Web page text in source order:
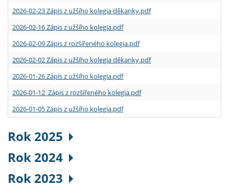
2026-02-23 Zápis z užšího kolegia děkanky.pdf
2026-02-16 Zápis z užšího kolegia.pdf
2026-02-09 Zápis z rozšířeného kolegia.pdf
2026-02-02 Zápis z užšího kolegia děkanky.pdf
2026-01-26 Zápis z užšího kolegia.pdf
2026-01-12 Zápis z rozšířeného kolegia.pdf
2026-01-05 Zápis z užšího kolegia.pdf
Rok 2025
Rok 2024
Rok 2023